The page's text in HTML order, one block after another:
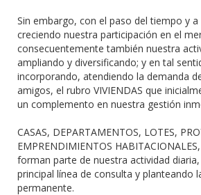
Sin embargo, con el paso del tiempo y
creciendo nuestra participación en el
consecuentemente también nuestra
ampliando y diversificando; y en tal
incorporando, atendiendo la demanda
amigos, el rubro VIVIENDAS que
un complemento en nuestra gestión
CASAS, DEPARTAMENTOS, LOTES,
EMPRENDIMIENTOS
forman parte de nuestra actividad
principal línea de consulta y planteando
permanente.